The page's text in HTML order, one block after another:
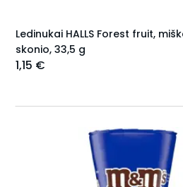
Ledinukai HALLS Forest fruit,
skonio, 33,5 g
1,15 €